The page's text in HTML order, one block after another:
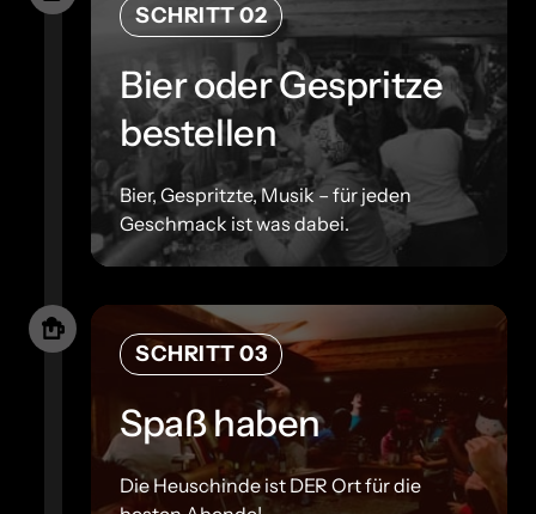
SCHRITT 02
Bier oder Gespritze
bestellen
Bier, Gespritzte, Musik – für jeden
Geschmack ist was dabei.
SCHRITT 03
Spaß haben
Die Heuschinde ist DER Ort für die